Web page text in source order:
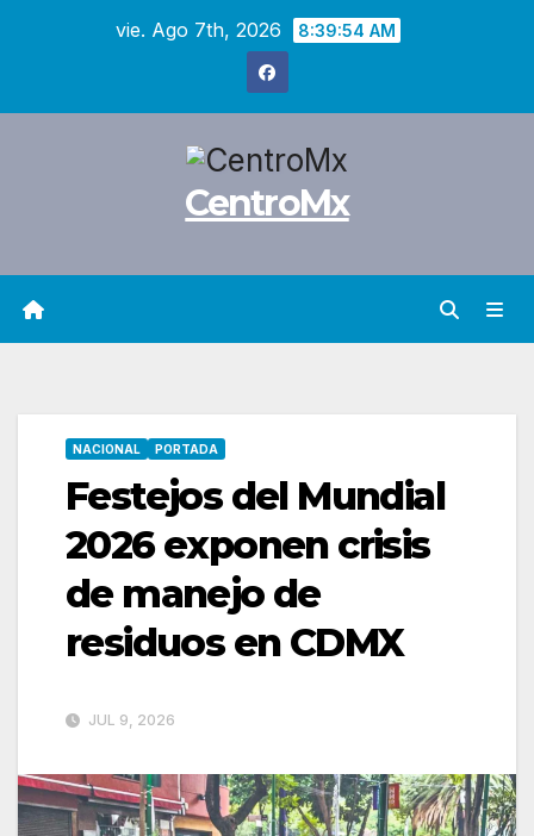
vie. Ago 7th, 2026 8:39:55 AM
CentroMx
NACIONAL PORTADA
Festejos del Mundial
2026 exponen crisis
de manejo de
residuos en CDMX
JUL 9, 2026